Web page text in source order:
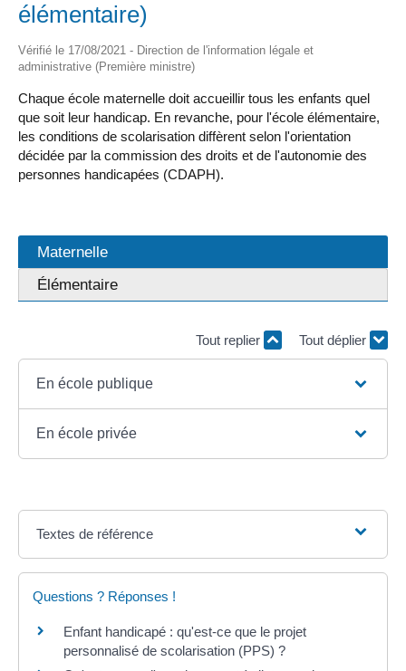
élémentaire)
Vérifié le 17/08/2021 - Direction de l'information légale et
administrative (Première ministre)
Chaque école maternelle doit accueillir tous les enfants quel
que soit leur handicap. En revanche, pour l'école élémentaire,
les conditions de scolarisation diffèrent selon l'orientation
décidée par la commission des droits et de l'autonomie des
personnes handicapées (CDAPH).
Maternelle
Élémentaire
Tout replier Tout déplier
En école publique
En école privée
Textes de référence
Questions ? Réponses !
Enfant handicapé : qu'est-ce que le projet
personnalisé de scolarisation (PPS) ?